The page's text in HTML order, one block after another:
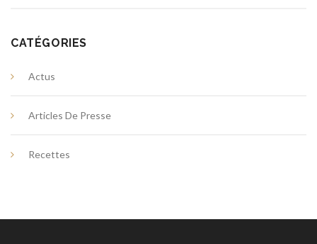
CATÉGORIES
Actus
Articles De Presse
Recettes